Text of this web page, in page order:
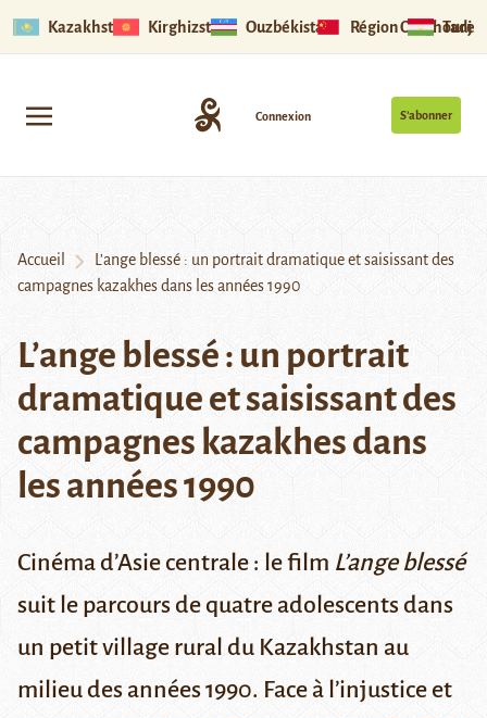
Kazakhstan Kirghizstan Ouzbékistan Région Ouïghoure
S’abonner
Connexion
Accueil
L’ange blessé : un portrait dramatique et saisissant des
campagnes kazakhes dans les années 1990
L’ange blessé : un portrait
dramatique et saisissant des
campagnes kazakhes dans
les années 1990
Cinéma d’Asie centrale : le film L’ange blessé
suit le parcours de quatre adolescents dans
un petit village rural du Kazakhstan au
milieu des années 1990. Face à l’injustice et